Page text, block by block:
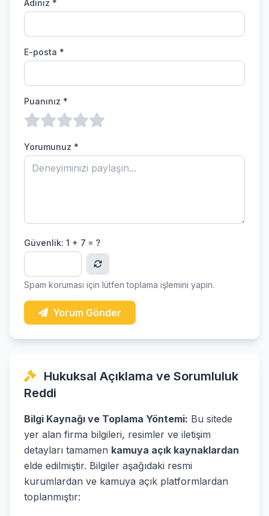
Adınız *
E-posta *
Puanınız *
Yorumunuz *
Güvenlik: 1 + 7 = ?
Spam koruması için lütfen toplama işlemini yapın.
Yorum Gönder
Hukuksal Açıklama ve Sorumluluk
Reddi
Bilgi Kaynağı ve Toplama Yöntemi: Bu sitede
yer alan firma bilgileri, resimler ve iletişim
detayları tamamen kamuya açık kaynaklardan
elde edilmiştir. Bilgiler aşağıdaki resmi
kurumlardan ve kamuya açık platformlardan
toplanmıştır: